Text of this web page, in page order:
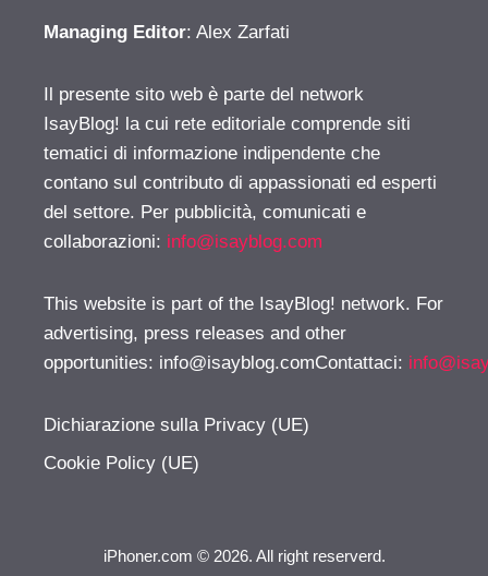
Managing Editor: Alex Zarfati
Il presente sito web è parte del network
IsayBlog! la cui rete editoriale comprende siti
tematici di informazione indipendente che
contano sul contributo di appassionati ed esperti
del settore. Per pubblicità, comunicati e
collaborazioni: info@isayblog.com
This website is part of the IsayBlog! network. For
advertising, press releases and other
opportunities: info@isayblog.comContattaci:
Dichiarazione sulla Privacy (UE)
Cookie Policy (UE)
iPhoner.com © 2026. All right reserverd.